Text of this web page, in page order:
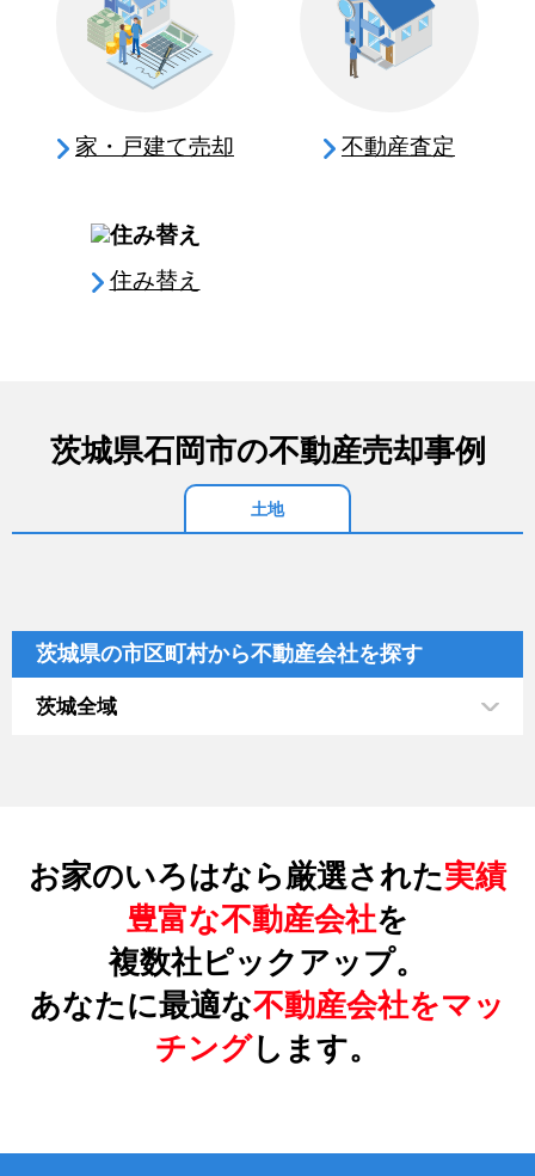
家・戸建て売却 不動産査定
住み替え
茨城県石岡市の不動産売却事例
土地
茨城県の市区町村から不動産会社を探す
茨城全域
お家のいろはなら厳選された実績
豊富な不動産会社を
複数社ピックアップ。
あなたに最適な不動産会社をマッ
チングします。